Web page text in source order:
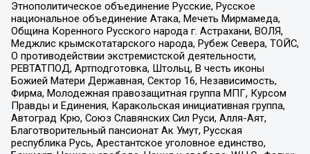
Этнополитическое объединение Русские, Русское
национальное объединение Атака, Мечеть Мирмамеда,
Община Коренного Русского народа г. Астрахани, ВОЛЯ,
Меджлис крымскотатарского народа, Рубеж Севера, ТОЙС,
О противодействии экстремистской деятельности,
РЕВТАТПОД, Артподготовка, Штольц, В честь иконы
Божией Матери Державная, Сектор 16, Независимость,
Фирма, Молодежная правозащитная группа МПГ, Курсом
Правды и Единения, Каракольская инициативная группа,
Автоград Крю, Союз Славянских Сил Руси, Алля-Аят,
Благотворительный пансионат Ак Умут, Русская
республика Русь, Арестантское уголовное единство,